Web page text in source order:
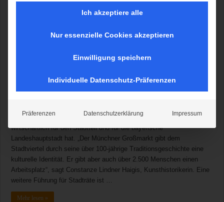
München, 24. Mai 2017. Die renommierte Kunsthistorikerin
Sendlingerin, welche Bedeutung der Großmarkt nicht nur
wirtschaftlich für den Stadtteil und für die bayerische
Landeshauptstadt hat. „Der Münchner Großmarkt gibt dem
Stadtviertel durch seine über 100-jährige Traditionsgeschichte eine
kulturelle Identität. Er gibt aber auch über 2.500 Menschen einen
Arbeitsplatz“, sagt Constanze Lindner Haigis, Kunsthistorikerin. Eine
weitere Führung für Stadträte ist …
Mehr lesen »
Ich akzeptiere alle
Nur essenzielle Cookies akzeptieren
Einwilligung speichern
Individuelle Datenschutz-Präferenzen
Präferenzen Datenschutzerklärung Impressum